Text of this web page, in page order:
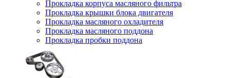
Прокладка корпуса масляного фильтра
Прокладка крышки блока двигателя
Прокладка масляного охладителя
Прокладка масляного поддона
Прокладка пробки поддона